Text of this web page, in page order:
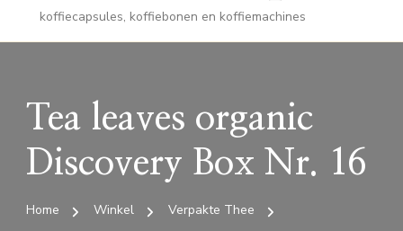
koffiecapsules, koffiebonen en koffiemachines
Tea leaves organic
Discovery Box Nr. 16
Home Winkel
Verpakte Thee